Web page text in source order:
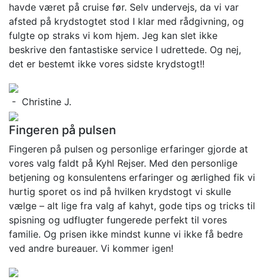
havde været på cruise før. Selv undervejs, da vi var
afsted på krydstogtet stod I klar med rådgivning, og
fulgte op straks vi kom hjem. Jeg kan slet ikke
beskrive den fantastiske service I udrettede. Og nej,
det er bestemt ikke vores sidste krydstogt!!
- Christine J.
Fingeren på pulsen
Fingeren på pulsen og personlige erfaringer gjorde at
vores valg faldt på Kyhl Rejser. Med den personlige
betjening og konsulentens erfaringer og ærlighed fik vi
hurtig sporet os ind på hvilken krydstogt vi skulle
vælge – alt lige fra valg af kahyt, gode tips og tricks til
spisning og udflugter fungerede perfekt til vores
familie. Og prisen ikke mindst kunne vi ikke få bedre
ved andre bureauer. Vi kommer igen!